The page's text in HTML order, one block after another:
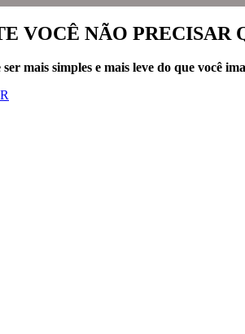
VOCÊ NÃO PRECISAR
mais simples e mais leve do que você